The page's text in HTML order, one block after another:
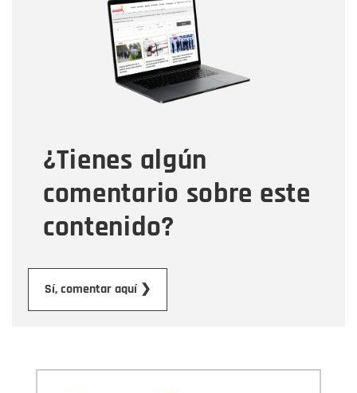
¿Tienes algún
comentario sobre este
contenido?
Sí, comentar aquí ❯
Correo electrónico
Tipo de comentario
Mensaje